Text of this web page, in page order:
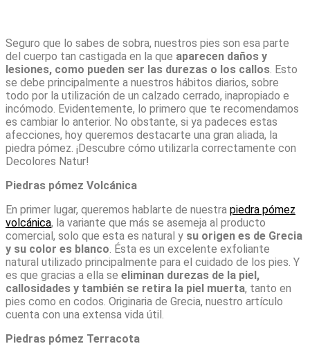
Seguro que lo sabes de sobra, nuestros pies son esa parte
del cuerpo tan castigada en la que aparecen daños y
lesiones, como pueden ser las durezas o los callos . Esto
se debe principalmente a nuestros hábitos diarios, sobre
todo por la utilización de un calzado cerrado, inapropiado e
incómodo. Evidentemente, lo primero que te recomendamos
es cambiar lo anterior. No obstante, si ya padeces estas
afecciones, hoy queremos destacarte una gran aliada, la
piedra pómez. ¡Descubre cómo utilizarla correctamente con
Decolores Natur!
Piedras pómez Volcánica
En primer lugar, queremos hablarte de nuestra piedra pómez
volcánica, la variante que más se asemeja al producto
comercial, solo que esta es natural y su origen es de Grecia
y su color es blanco . Ésta es un excelente exfoliante
natural utilizado principalmente para el cuidado de los pies. Y
es que gracias a ella se eliminan durezas de la piel,
callosidades y también se retira la piel muerta, tanto en
pies como en codos. Originaria de Grecia, nuestro artículo
cuenta con una extensa vida útil.
Piedras pómez Terracota